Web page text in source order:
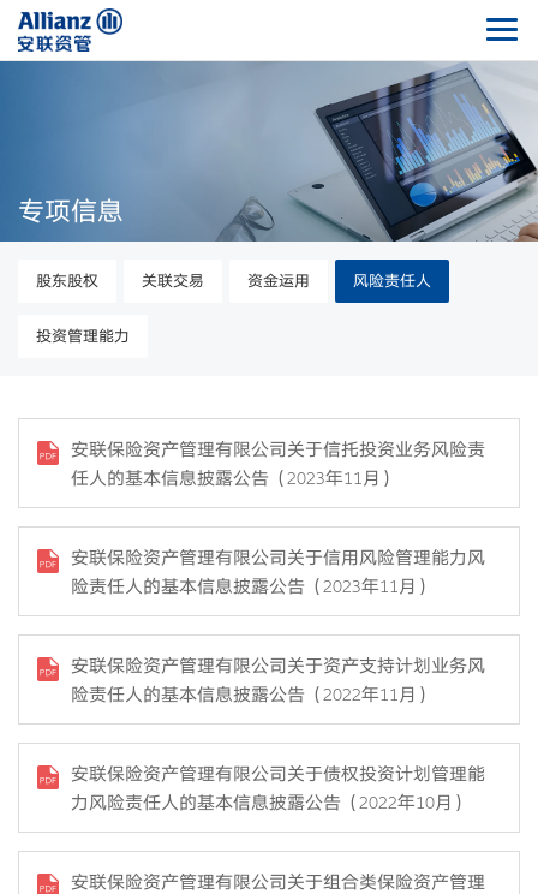
专项信息
股东股权 关联交易 资金运用 风险责任人
投资管理能力
安联保险资产管理有限公司关于信托投资业务风险责
任人的基本信息披露公告（2023年11月）
安联保险资产管理有限公司关于信用风险管理能力风
险责任人的基本信息披露公告（2023年11月）
安联保险资产管理有限公司关于资产支持计划业务风
险责任人的基本信息披露公告（2022年11月）
安联保险资产管理有限公司关于债权投资计划管理能
力风险责任人的基本信息披露公告（2022年10月）
安联保险资产管理有限公司关于组合类保险资产管理